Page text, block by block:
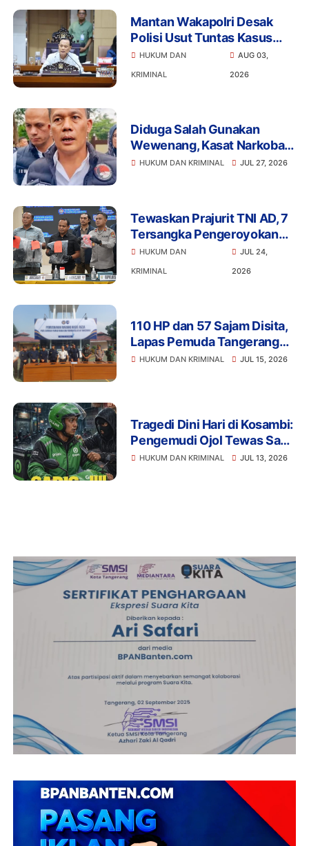
Mantan Wakapolri Desak
Polisi Usut Tuntas Kasus
Bigmo Ajak Anak di Bawah
Umur Promosikan Vape
HUKUM DAN
KRIMINAL
AUG 03,
2026
Diduga Salah Gunakan
Wewenang, Kasat Narkoba
Polres Tangsel dan 6
HUKUM DAN KRIMINAL JUL 27, 2026
Tewaskan Prajurit TNI AD, 7
Tersangka Pengeroyokan
Terancam Penjara Seumur
Hidup
HUKUM DAN
KRIMINAL
JUL 24,
2026
110 HP dan 57 Sajam Disita,
Lapas Pemuda Tangerang
Perketat Pengawasan
HUKUM DAN KRIMINAL JUL 15, 2026
Tragedi Dini Hari di Kosambi:
Pengemudi Ojol Tewas Saat
Istirahat, Motor dan HP Raib
HUKUM DAN KRIMINAL JUL 13, 2026